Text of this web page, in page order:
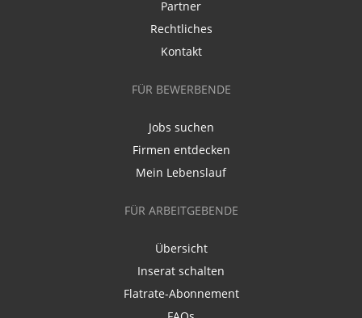
Partner
Rechtliches
Kontakt
FÜR BEWERBENDE
Jobs suchen
Firmen entdecken
Mein Lebenslauf
FÜR ARBEITGEBENDE
Übersicht
Inserat schalten
Flatrate-Abonnement